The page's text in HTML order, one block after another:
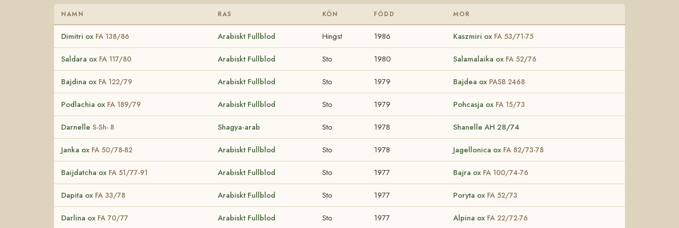
NAMN RAS KÖN FÖDD MOR
Dimitri ox FA 138/86 Arabiskt Fullblod Hingst 1986 Kaszmiri ox FA 53/71-75
Saldara ox FA 117/80 Arabiskt Fullblod Sto 1980 Salamalaika ox FA 52/76
Bajdina ox FA 122/79 Arabiskt Fullblod Sto 1979 Bajdea ox PASB 2468
Podlachia ox FA 189/79 Arabiskt Fullblod Sto 1979 Pohcasja ox FA 15/73
Darnelle S-Sh- 8 Shagya-arab Sto 1978 Shanelle AH 28/74
Janka ox FA 50/78-82 Arabiskt Fullblod Sto 1978 Jagellonica ox FA 82/73-78
Baijdatcha ox FA 51/77-91 Arabiskt Fullblod Sto 1977 Bajra ox FA 100/74-76
Dapita ox FA 33/78 Arabiskt Fullblod Sto 1977 Poryta ox FA 52/73
Darlina ox FA 70/77 Arabiskt Fullblod Sto 1977 Alpina ox FA 22/72-76